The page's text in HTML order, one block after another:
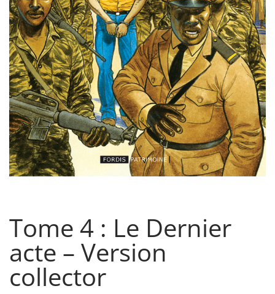
Tome 4 : Le Dernier
acte – Version
collector